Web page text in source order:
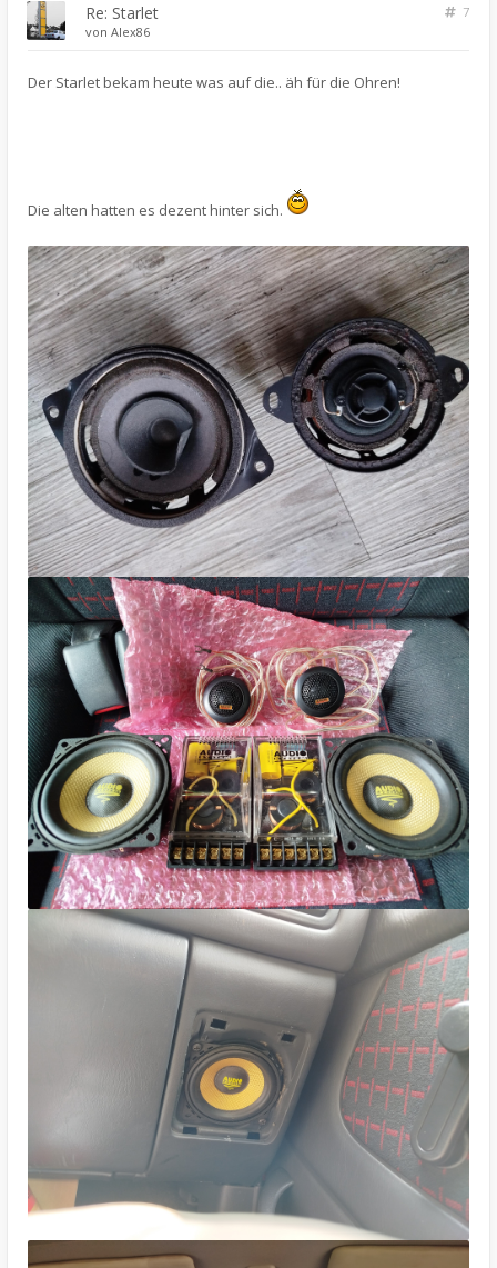
Re: Starlet
7
von Alex86
Der Starlet bekam heute was auf die.. äh für die Ohren!
Die alten hatten es dezent hinter sich.